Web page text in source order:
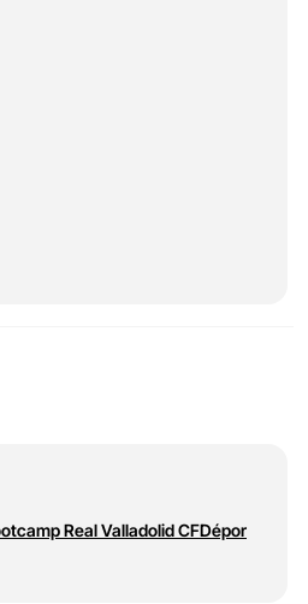
Real Valladolid CFDépor